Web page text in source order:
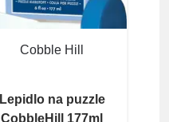
Cobble Hill
Lepidlo na puzzle
CobbleHill 177ml